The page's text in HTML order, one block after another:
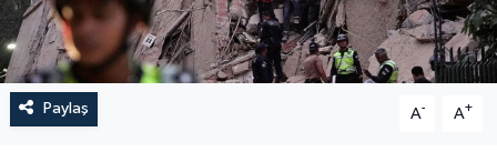
Paylaş A- A+